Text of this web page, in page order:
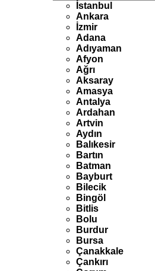
İstanbul
Ankara
İzmir
Adana
Adıyaman
Afyon
Ağrı
Aksaray
Amasya
Antalya
Ardahan
Artvin
Aydın
Balıkesir
Bartın
Batman
Bayburt
Bilecik
Bingöl
Bitlis
Bolu
Burdur
Bursa
Çanakkale
Çankırı